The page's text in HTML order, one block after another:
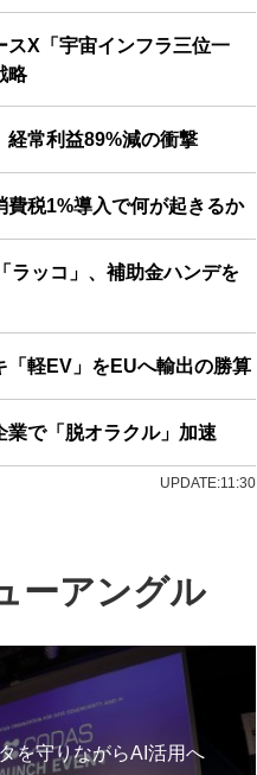
スX「宇宙インフラ三位一
略
経常利益89%減の衝撃
費税1%導入で何が起きるか
ラッコ」、補助金ハンデを
「軽EV」をEUへ輸出の勝算
業で「脱オラクル」加速
UPDATE:11:30
ーアングル
を守りながらAI活用へ